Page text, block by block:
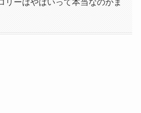
リーはやばいって本当なのかま